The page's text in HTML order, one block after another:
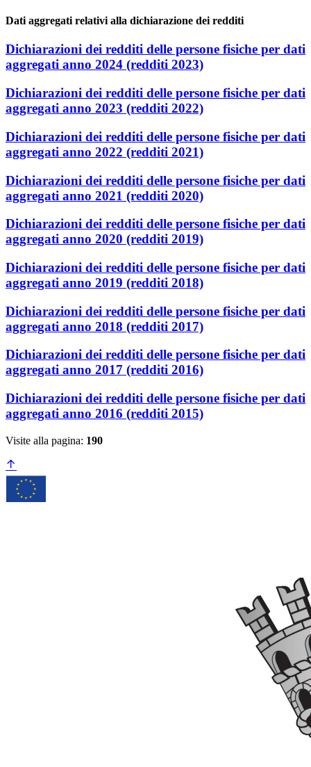
Dati aggregati relativi alla dichiarazione dei redditi
Dichiarazioni dei redditi delle persone fisiche per dati
aggregati anno 2024 (redditi 2023)
Dichiarazioni dei redditi delle persone fisiche per dati
aggregati anno 2023 (redditi 2022)
Dichiarazioni dei redditi delle persone fisiche per dati
aggregati anno 2022 (redditi 2021)
Dichiarazioni dei redditi delle persone fisiche per dati
aggregati anno 2021 (redditi 2020)
Dichiarazioni dei redditi delle persone fisiche per dati
aggregati anno 2020 (redditi 2019)
Dichiarazioni dei redditi delle persone fisiche per dati
aggregati anno 2019 (redditi 2018)
Dichiarazioni dei redditi delle persone fisiche per dati
aggregati anno 2018 (redditi 2017)
Dichiarazioni dei redditi delle persone fisiche per dati
aggregati anno 2017 (redditi 2016)
Dichiarazioni dei redditi delle persone fisiche per dati
aggregati anno 2016 (redditi 2015)
Visite alla pagina: 190